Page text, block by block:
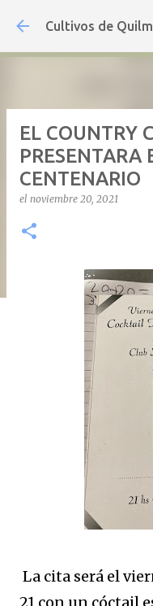
Ir al
Cultivos de
EL COUNTRY
PRESENTARA
CENTENARIO
el noviembre 20, 2021
La cita será el